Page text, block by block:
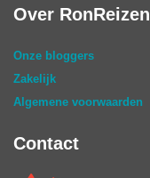
Over RonReizen
Onze bloggers
Zakelijk
Algemene voorwaarden
Contact